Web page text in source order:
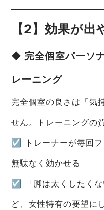
【2】効果が
◆ 完全個室パーソ
レーニング
完全個室の良さは「気
せん。トレーニングの
☑ トレーナーが毎回フ
無駄なく効かせる
☑ 「脚は太くしたくな
ど、女性特有の要望に